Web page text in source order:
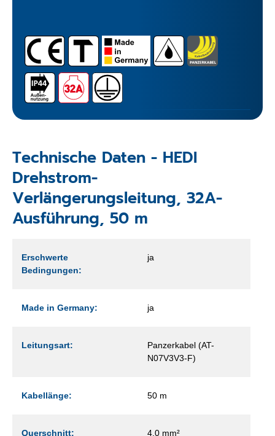
Technische Daten - HEDI
Drehstrom-
Verlängerungsleitung, 32A-
Ausführung, 50 m
Erschwerte
Bedingungen:
ja
Made in Germany: ja
Leitungsart:
Panzerkabel (AT-
N07V3V3-F)
Kabellänge: 50 m
Querschnitt: 4,0 mm²